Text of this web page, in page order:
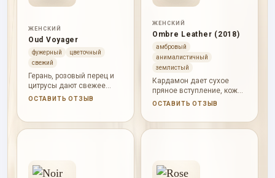
ЖЕНСКИЙ
Oud Voyager
фужерный
цветочный
свежий
Герань, розовый перец и
цитрусы дают свежее
пряное начало. Красный
пряное сердце, а уд,
ОСТАВИТЬ ОТЗЫВ
ЖЕНСКИЙ
Ombre Leather (2018)
амбровый
анималистичный
землистый
Кардамон дает сухое
пряное вступление, кожа
быстро становится
аромата. Жасмин самбак
смягчает сердце, а амбра,
ОСТАВИТЬ ОТЗЫВ